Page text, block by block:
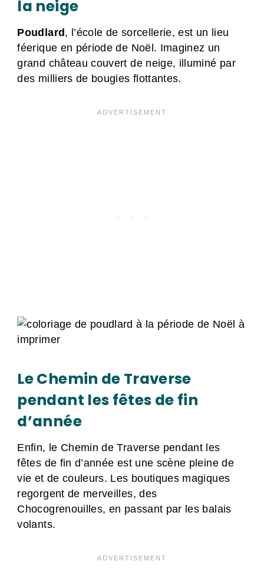
la neige
Poudlard, l’école de sorcellerie, est un lieu
féerique en période de Noël. Imaginez un
grand château couvert de neige, illuminé par
des milliers de bougies flottantes.
Le Chemin de Traverse
pendant les fêtes de fin
d’année
Enfin, le Chemin de Traverse pendant les
fêtes de fin d’année est une scène pleine de
vie et de couleurs. Les boutiques magiques
regorgent de merveilles, des
Chocogrenouilles, en passant par les balais
volants.